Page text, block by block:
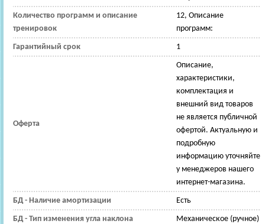
Количество программ и описание
тренировок
12, Описание
программ:
Гарантийный срок 1
Оферта
Описание,
характеристики,
комплектация и
внешний вид товаров
не является публичной
офертой. Актуальную и
подробную
информацию уточняйте
у менеджеров нашего
интернет-магазина.
БД - Наличие амортизации Есть
БД - Тип изменения угла наклона Механическое (ручное)